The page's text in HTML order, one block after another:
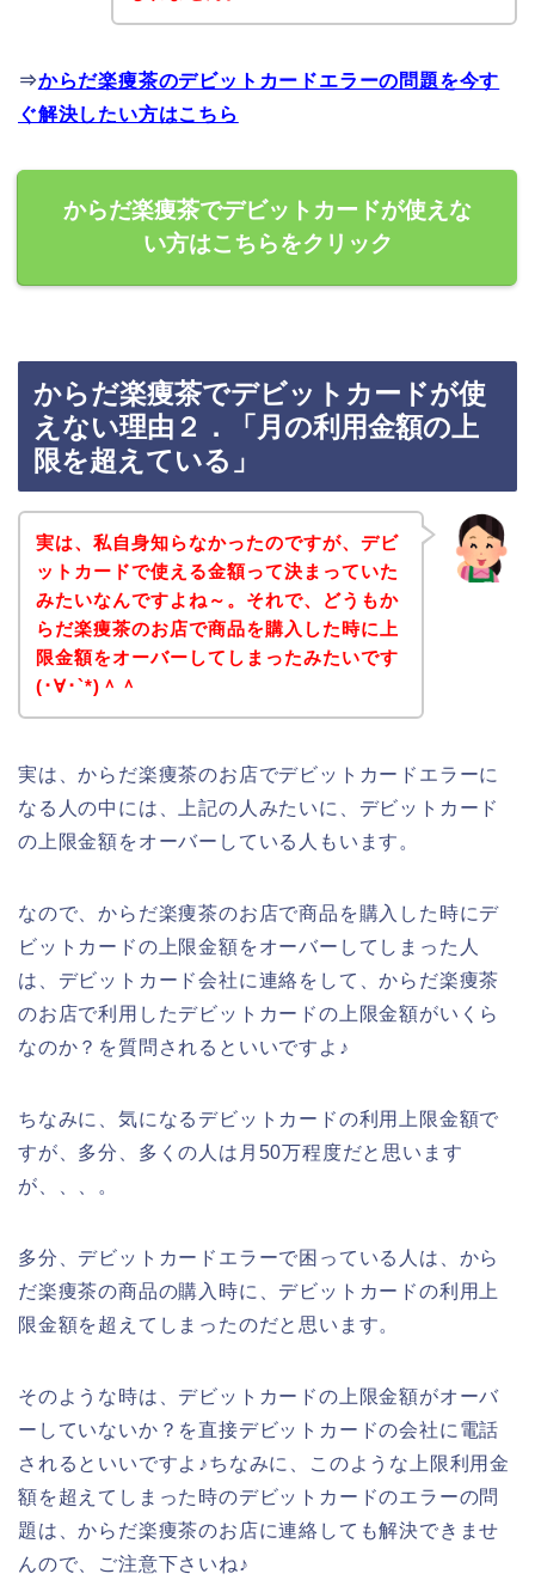
⇒からだ楽痩茶のデビットカードエラーの問題を今す
ぐ解決したい方はこちら
からだ楽痩茶でデビットカードが使えな
い方はこちらをクリック
からだ楽痩茶でデビットカードが使
えない理由２．「月の利用金額の上
限を超えている」
実は、私自身知らなかったのですが、デビ
ットカードで使える金額って決まっていた
みたいなんですよね～。それで、どうもか
らだ楽痩茶のお店で商品を購入した時に上
限金額をオーバーしてしまったみたいです
(･∀･`*)＾＾
実は、からだ楽痩茶のお店でデビットカードエラーに
なる人の中には、上記の人みたいに、デビットカード
の上限金額をオーバーしている人もいます。
なので、からだ楽痩茶のお店で商品を購入した時にデ
ビットカードの上限金額をオーバーしてしまった人
は、デビットカード会社に連絡をして、からだ楽痩茶
のお店で利用したデビットカードの上限金額がいくら
なのか？を質問されるといいですよ♪
ちなみに、気になるデビットカードの利用上限金額で
すが、多分、多くの人は月50万程度だと思います
が、、、。
多分、デビットカードエラーで困っている人は、から
だ楽痩茶の商品の購入時に、デビットカードの利用上
限金額を超えてしまったのだと思います。
そのような時は、デビットカードの上限金額がオーバ
ーしていないか？を直接デビットカードの会社に電話
されるといいですよ♪ちなみに、このような上限利用金
額を超えてしまった時のデビットカードのエラーの問
題は、からだ楽痩茶のお店に連絡しても解決できませ
んので、ご注意下さいね♪